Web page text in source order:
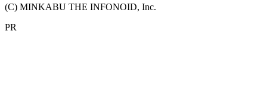
(C) MINKABU THE INFONOID, Inc.
PR